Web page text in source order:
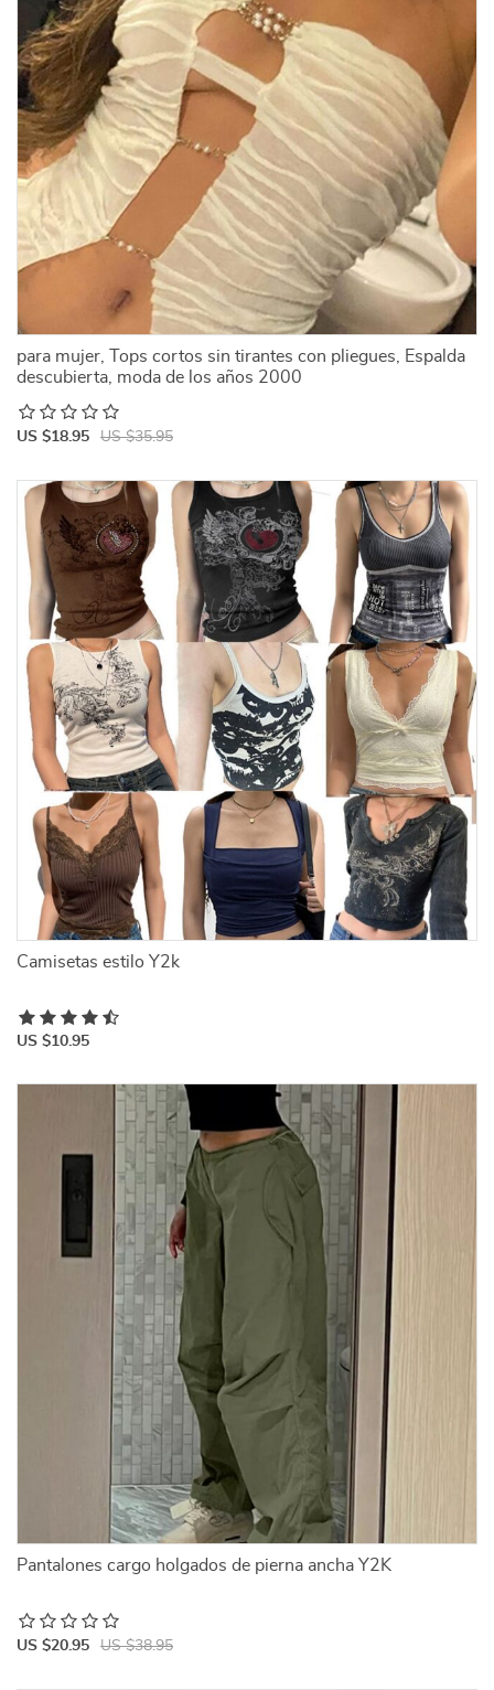
para mujer, Tops cortos sin tirantes con pliegues, Espalda
descubierta, moda de los años 2000
US $18.95 US $35.95
Camisetas estilo Y2k
US $10.95
Pantalones cargo holgados de pierna ancha Y2K
US $20.95 US $38.95